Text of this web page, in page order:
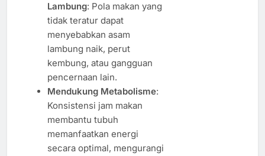
Lambung: Pola makan yang
tidak teratur dapat
menyebabkan asam
lambung naik, perut
kembung, atau gangguan
pencernaan lain.
Mendukung Metabolisme:
Konsistensi jam makan
membantu tubuh
memanfaatkan energi
secara optimal, mengurangi